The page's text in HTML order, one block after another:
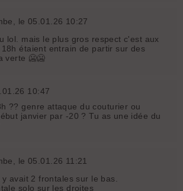
, le 05.01.26 10:27
lol. mais le plus gros respect c'est aux
étaient entrain de partir sur des
verte 🥶🥶
10:47
?? genre attaque du couturier ou
janvier par -20 ? Tu as une idée du
, le 05.01.26 11:21
y avait 2 frontales sur le bas.
solo sur les droites